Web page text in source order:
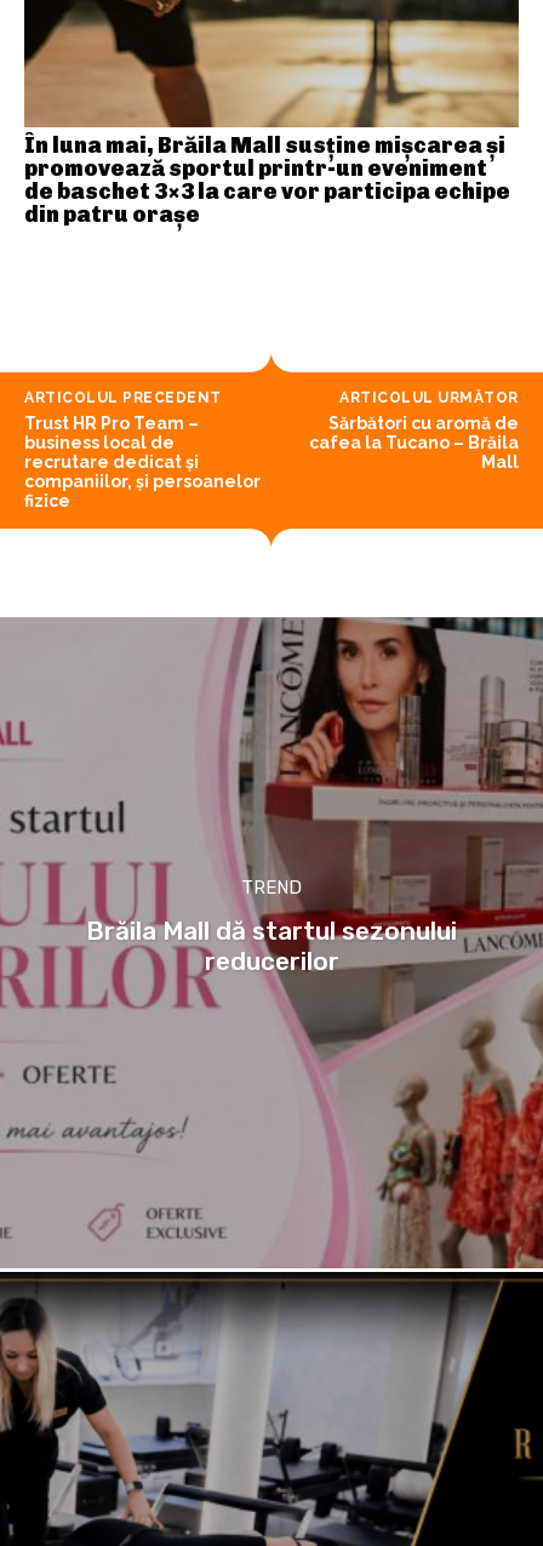
În luna mai, Brăila Mall susține mişcarea și
promovează sportul printr-un eveniment
de baschet 3×3 la care vor participa echipe
din patru orașe
ARTICOLUL PRECEDENT
Trust HR Pro Team –
business local de
recrutare dedicat și
companiilor, și persoanelor
fizice
ARTICOLUL URMĂTOR
Sărbători cu aromă de
cafea la Tucano – Brăila
Mall
TREND
Brăila Mall dă startul sezonului
reducerilor